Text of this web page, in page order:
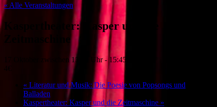
« Alle Veranstaltungen
Kaspertheater: Kasper und die
Zeitmaschine
17 Oktober zwischen 15:00 Uhr- 15:45 Uhr
« Literatur und Musik: Die Poesie von Popsongs und
Balladen
Kaspertheater: Kasper und die Zeitmaschine »